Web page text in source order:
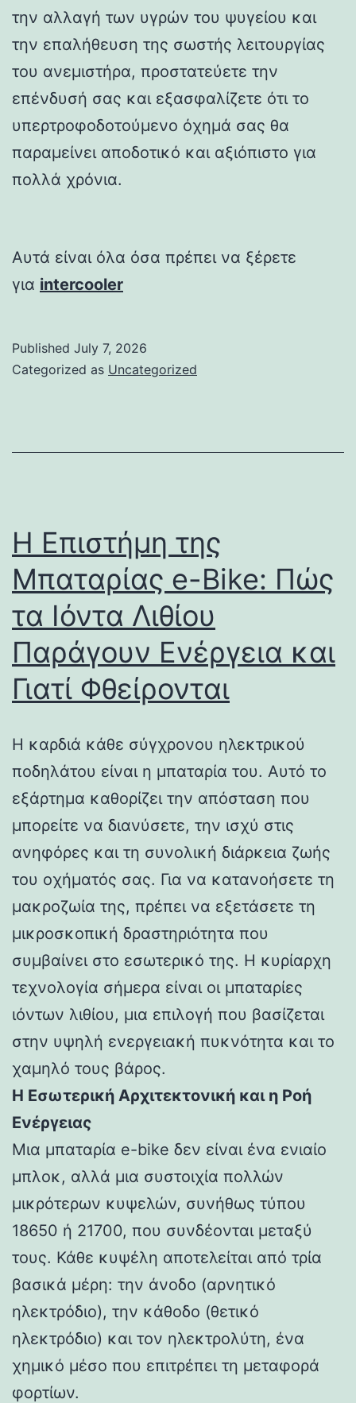
την αλλαγή των υγρών του ψυγείου και
την επαλήθευση της σωστής λειτουργίας
του ανεμιστήρα, προστατεύετε την
επένδυσή σας και εξασφαλίζετε ότι το
υπερτροφοδοτούμενο όχημά σας θα
παραμείνει αποδοτικό και αξιόπιστο για
πολλά χρόνια.
Αυτά είναι όλα όσα πρέπει να ξέρετε
για intercooler
Published July 7, 2026
Categorized as Uncategorized
Η Επιστήμη της
Μπαταρίας e-Bike: Πώς
τα Ιόντα Λιθίου
Παράγουν Ενέργεια και
Γιατί Φθείρονται
Η καρδιά κάθε σύγχρονου ηλεκτρικού
ποδηλάτου είναι η μπαταρία του. Αυτό το
εξάρτημα καθορίζει την απόσταση που
μπορείτε να διανύσετε, την ισχύ στις
ανηφόρες και τη συνολική διάρκεια ζωής
του οχήματός σας. Για να κατανοήσετε τη
μακροζωία της, πρέπει να εξετάσετε τη
μικροσκοπική δραστηριότητα που
συμβαίνει στο εσωτερικό της. Η κυρίαρχη
τεχνολογία σήμερα είναι οι μπαταρίες
ιόντων λιθίου, μια επιλογή που βασίζεται
στην υψηλή ενεργειακή πυκνότητα και το
χαμηλό τους βάρος.
Η Εσωτερική Αρχιτεκτονική και η Ροή
Ενέργειας
Μια μπαταρία e-bike δεν είναι ένα ενιαίο
μπλοκ, αλλά μια συστοιχία πολλών
μικρότερων κυψελών, συνήθως τύπου
18650 ή 21700, που συνδέονται μεταξύ
τους. Κάθε κυψέλη αποτελείται από τρία
βασικά μέρη: την άνοδο (αρνητικό
ηλεκτρόδιο), την κάθοδο (θετικό
ηλεκτρόδιο) και τον ηλεκτρολύτη, ένα
χημικό μέσο που επιτρέπει τη μεταφορά
φορτίων.